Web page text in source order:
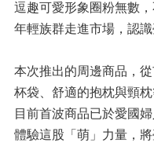
逗趣可愛形象圈粉無數
年輕族群走進市場，認識
本次推出的周邊商品，
杯袋、舒適的抱枕與頸
目前首波商品已於愛國
體驗這股「萌」力量，將